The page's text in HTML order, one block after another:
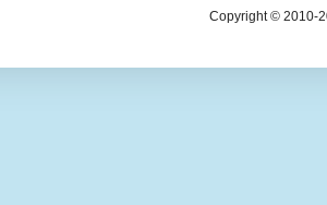
Copyright © 2010-